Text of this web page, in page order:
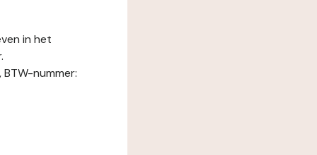
in het
nummer: